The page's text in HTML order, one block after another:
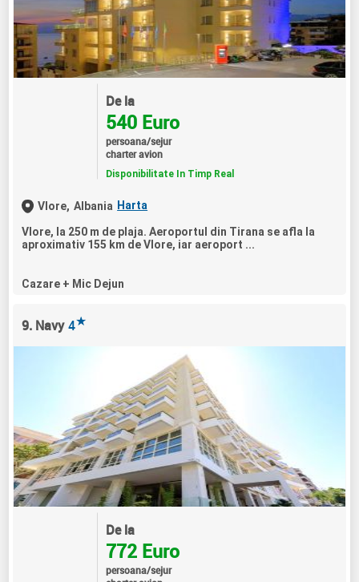
De la
540 Euro
persoana/sejur
charter avion
Disponibilitate In Timp Real
Vlore, Albania Harta
Vlore, la 250 m de plaja. Aeroportul din Tirana se afla la
aproximativ 155 km de Vlore, iar aeroport ...
Cazare + Mic Dejun
9. Navy 4★
De la
772 Euro
persoana/sejur